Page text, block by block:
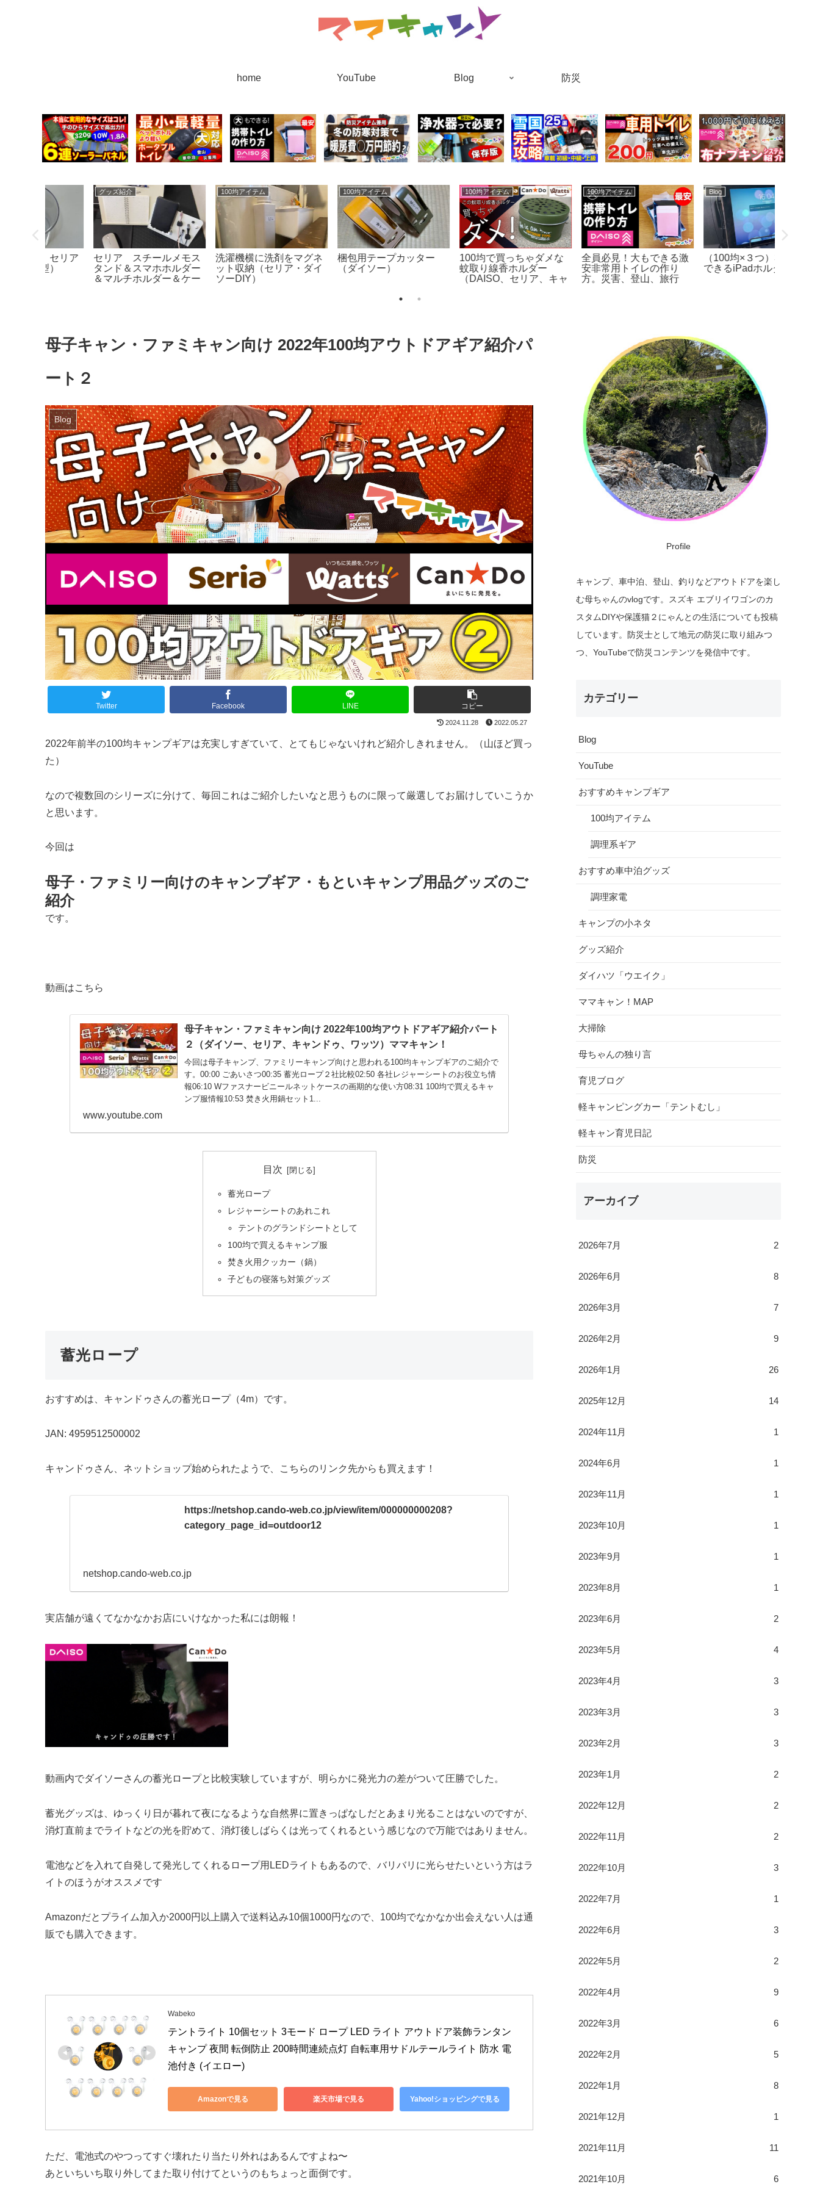
home YouTube Blog 防災
セリア スチールメモス
タンド＆スマホホルダー
＆マルチホルダー＆ケー
100均アイテム
洗濯機横に洗剤をマグネ
ット収納（セリア・ダイ
ソーDIY）
100均アイテム
梱包用テープカッター
（ダイソー）
100均アイテム
100均で買っちゃダメな
蚊取り線香ホルダー
（DAISO、セリア、キャ
100均アイテム
全員必見！大もできる激
安非常用トイレの作り
方。災害、登山、旅行
Blog
（100均×３つ）300円で
できるiPadホルダー
母子キャン・ファミキャン向け 2022年100均アウトドアギア紹介パ
ート２
Blog
Twitter Facebook LINE コピー
2024.11.28 2022.05.27
2022年前半の100均キャンプギアは充実しすぎていて、とてもじゃないけれど紹介しきれません。（山ほど買っ
た）
なので複数回のシリーズに分けて、毎回これはご紹介したいなと思うものに限って厳選してお届けしていこうか
と思います。
今回は
母子・ファミリー向けのキャンプギア・もといキャンプ用品グッズのご
紹介
です。
動画はこちら
母子キャン・ファミキャン向け 2022年100均アウトドアギア紹介パート
２（ダイソー、セリア、キャンドゥ、ワッツ）ママキャン！
今回は母子キャンプ、ファミリーキャンプ向けと思われる100均キャンプギアのご紹介で
す。00:00 ごあいさつ00:35 蓄光ロープ２社比較02:50 各社レジャーシートのお役立ち情
報06:10 Wファスナービニールネットケースの画期的な使い方08:31 100均で買えるキャ
ンプ服情報10:53 焚き火用鍋セット1...
www.youtube.com
目次
蓄光ロープ
レジャーシートのあれこれ
テントのグランドシートとして
100均で買えるキャンプ服
焚き火用クッカー（鍋）
子どもの寝落ち対策グッズ
蓄光ロープ
おすすめは、キャンドゥさんの蓄光ロープ（4m）です。
JAN: 4959512500002
キャンドゥさん、ネットショップ始められたようで、こちらのリンク先からも買えます！
https://netshop.cando-web.co.jp/view/item/000000000208?
category_page_id=outdoor12
netshop.cando-web.co.jp
実店舗が遠くてなかなかお店にいけなかった私には朗報！
動画内でダイソーさんの蓄光ロープと比較実験していますが、明らかに発光力の差がついて圧勝でした。
蓄光グッズは、ゆっくり日が暮れて夜になるような自然界に置きっぱなしだとあまり光ることはないのですが、
消灯直前までライトなどの光を貯めて、消灯後しばらくは光ってくれるという感じなので万能ではありません。
電池などを入れて自発して発光してくれるロープ用LEDライトもあるので、バリバリに光らせたいという方はラ
イトのほうがオススメです
Amazonだとプライム加入か2000円以上購入で送料込み10個1000円なので、100均でなかなか出会えない人は通
販でも購入できます。
Wabeko
テントライト 10個セット 3モード ロープ LED ライト アウトドア装飾ランタン
キャンプ 夜間 転倒防止 200時間連続点灯 自転車用サドルテールライト 防水 電
池付き (イエロー)
Amazonで見る 楽天市場で見る Yahoo!ショッピングで見る
ただ、電池式のやつってすぐ壊れたり当たり外れはあるんですよね〜
あといちいち取り外してまた取り付けてというのもちょっと面倒です。
Profile
キャンプ、車中泊、登山、釣りなどアウトドアを楽し
む母ちゃんのvlogです。スズキ エブリイワゴンのカ
スタムDIYや保護猫２にゃんとの生活についても投稿
しています。防災士として地元の防災に取り組みつ
つ、YouTubeで防災コンテンツを発信中です。
カテゴリー
Blog
YouTube
おすすめキャンプギア
100均アイテム
調理系ギア
おすすめ車中泊グッズ
調理家電
キャンプの小ネタ
グッズ紹介
ダイハツ「ウエイク」
ママキャン！MAP
大掃除
母ちゃんの独り言
育児ブログ
軽キャンピングカー「テントむし」
軽キャン育児日記
防災
アーカイブ
2026年7月 2
2026年6月 8
2026年3月 7
2026年2月 9
2026年1月 26
2025年12月 14
2024年11月 1
2024年6月 1
2023年11月 1
2023年10月 1
2023年9月 1
2023年8月 1
2023年6月 2
2023年5月 4
2023年4月 3
2023年3月 3
2023年2月 3
2023年1月 2
2022年12月 2
2022年11月 2
2022年10月 3
2022年7月 1
2022年6月 3
2022年5月 2
2022年4月 9
2022年3月 6
2022年2月 5
2022年1月 8
2021年12月 1
2021年11月 11
2021年10月 6